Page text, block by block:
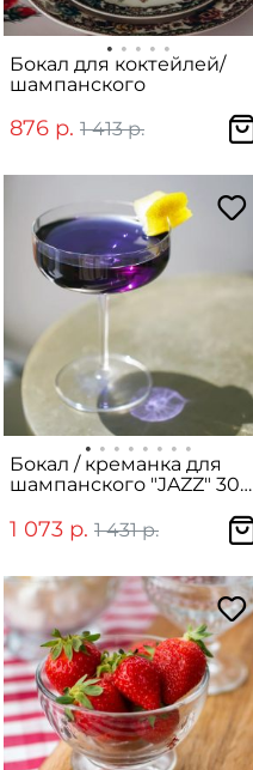
Бокал для коктейлей/
шампанского
876 р. 1 413 р.
Бокал / креманка для
шампанского "JAZZ" 300
1 073 р. 1 431 р.